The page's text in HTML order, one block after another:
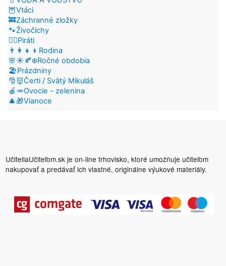
🦉Vtáci
🚒Záchranné zložky
🐾Živočíchy
🏴‍☠️Piráti
👨‍👩‍👧‍👦Rodina
🌸☀️🍂❄️Ročné obdobia
🏖️Prázdniny
🎅👹Čerti / Svätý Mikuláš
🍎🥕Ovocie - zelenina
🎄🎁Vianoce
UčiteliaUčiteľom.sk je on-line trhovisko, ktoré umožňuje učiteľom
nakupovať a predávať ich vlastné, originálne výukové materiály.